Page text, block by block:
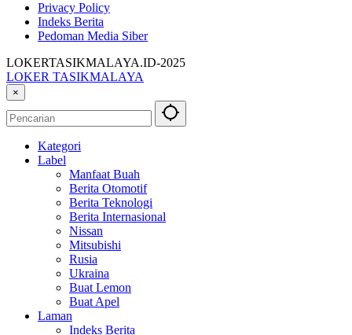
Privacy Policy
Indeks Berita
Pedoman Media Siber
LOKERTASIKMALAYA.ID-2025
LOKER TASIKMALAYA
Info
Lowongan
Kerja
Sekitarna
×
Kategori
Label
Manfaat Buah
Berita Otomotif
Berita Teknologi
Berita Internasional
Nissan
Mitsubishi
Rusia
Ukraina
Buat Lemon
Buat Apel
Laman
Indeks Berita